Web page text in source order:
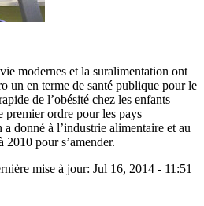
modernes et la suralimentation ont
un en terme de santé publique pour le
de l’obésité chez les enfants
premier ordre pour les pays
donné à l’industrie alimentaire et au
2010 pour s’amender.
mise à jour: Jul 16, 2014 - 11:51